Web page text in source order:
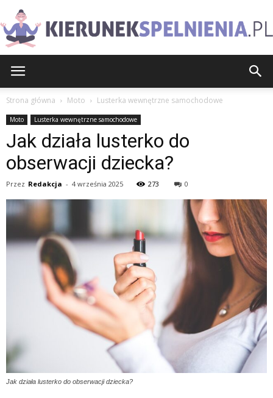
Strona główna Moto Lusterka wewnętrzne samochodowe
Moto Lusterka wewnętrzne samochodowe
Jak działa lusterko do
obserwacji dziecka?
Przez Redakcja - 4 września 2025 273 0
Jak działa lusterko do obserwacji dziecka?